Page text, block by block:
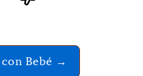
Bebé →